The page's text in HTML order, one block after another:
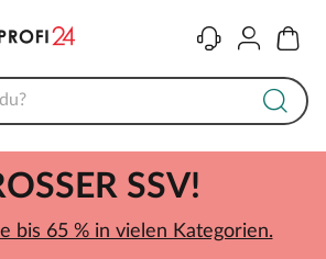
KontaktKonto
SSV!
bis 65 % in vielen Kategorien.